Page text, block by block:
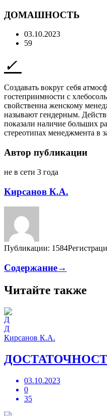
ДОМАШНОСТЬ
03.10.2023
59
Создавать вокруг себя
гостеприимности с
свойственна женскому
называют гендерным.
показали наличие больших
стереотипах менеджмента в
Автор публикации
не в сети 3 года
Кирсанов К.А.
Публикации: 1584
Содержание→
Читайте также
Д
Кирсанов К.А.
03.10.2023
0
35